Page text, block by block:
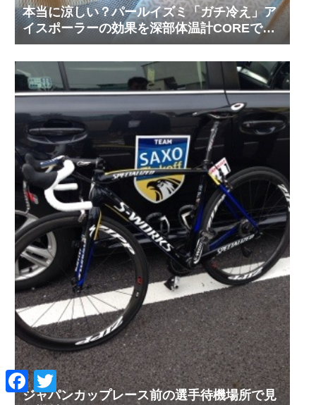
本当に涼しい？パールイズミ「ガチ冷え」ア
イスポーラーの効果を深部体温計COREで測
ってみた
ジャパンカップレース前の選手待機場所で見
F
a
c
T
w
i